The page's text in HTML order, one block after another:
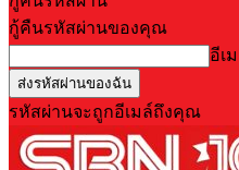
กู้คืนรหัสผ่านของคุณ
อีเ
รหัสผ่านจะถูกอีเมล์ถึงคุณ